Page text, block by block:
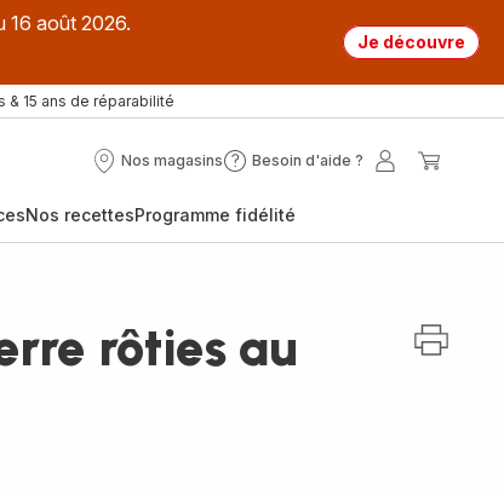
16 août 2026.
Je découvre
& 15 ans de réparabilité
Nos magasins
Nos
Besoin d'aide ?
Besoin
?
Mon
Nos recettesProgramme fidélité
rôties au